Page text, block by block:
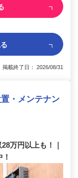
載終了日： 2026/08/31
・メンテナン
万円以上も！｜